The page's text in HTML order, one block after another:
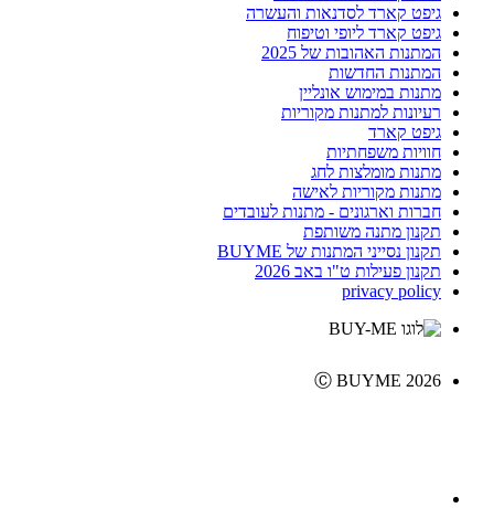
גיפט קארד לסדנאות והעשרה
גיפט קארד ליופי וטיפוח
המתנות האהובות של 2025
המתנות החדשות
מתנות במימוש אונליין
רעיונות למתנות מקוריות
גיפט קארד
חוויות משפחתיות
מתנות מומלצות לחג
מתנות מקוריות לאישה
חברות וארגונים - מתנות לעובדים
תקנון מתנה משותפת
תקנון נסייני המתנות של BUYME
תקנון פעילות ט"ו באב 2026
privacy policy
Ⓒ BUYME 2026